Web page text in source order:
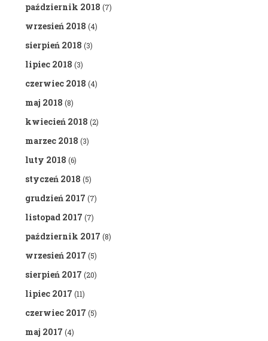
październik 2018 (7)
wrzesień 2018 (4)
sierpień 2018 (3)
lipiec 2018 (3)
czerwiec 2018 (4)
maj 2018 (8)
kwiecień 2018 (2)
marzec 2018 (3)
luty 2018 (6)
styczeń 2018 (5)
grudzień 2017 (7)
listopad 2017 (7)
październik 2017 (8)
wrzesień 2017 (5)
sierpień 2017 (20)
lipiec 2017 (11)
czerwiec 2017 (5)
maj 2017 (4)